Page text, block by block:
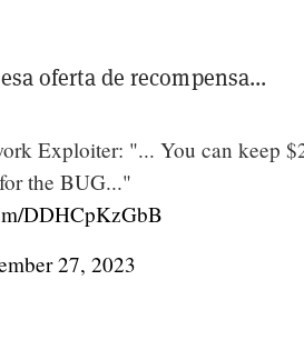
oferta de recompensa...
Exploiter: "... You can keep
the BUG..."
DDHCpKzGbB
27, 2023